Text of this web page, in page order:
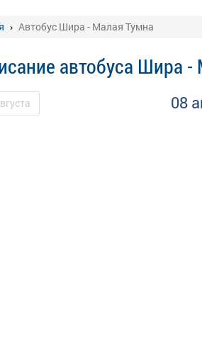
Автобус Шира - Малая Тумна
автобуса Шира
08